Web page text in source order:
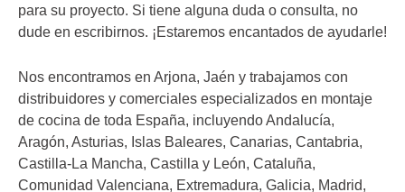
para su proyecto. Si tiene alguna duda o consulta, no
dude en escribirnos. ¡Estaremos encantados de ayudarle!
Nos encontramos en Arjona, Jaén y trabajamos con
distribuidores y comerciales especializados en montaje
de cocina de toda España, incluyendo Andalucía,
Aragón, Asturias, Islas Baleares, Canarias, Cantabria,
Castilla-La Mancha, Castilla y León, Cataluña,
Comunidad Valenciana, Extremadura, Galicia, Madrid,